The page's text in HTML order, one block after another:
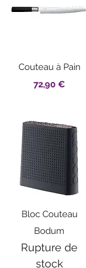
Aperçu rapide
Couteau à Pain
Prix
72,90 €
Aperçu rapide
Bloc Couteau
Bodum
Rupture de
stock